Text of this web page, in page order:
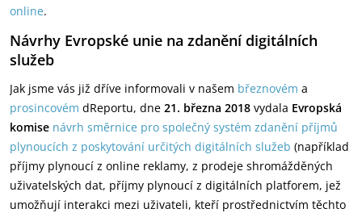
online.
Návrhy Evropské unie na zdanění digitálních
služeb
Jak jsme vás již dříve informovali v našem březnovém a
prosincovém dReportu, dne 21. března 2018 vydala Evropská
komise návrh směrnice pro společný systém zdanění příjmů
plynoucích z poskytování určitých digitálních služeb (například
příjmy plynoucí z online reklamy, z prodeje shromážděných
uživatelských dat, příjmy plynoucí z digitálních platforem, jež
umožňují interakci mezi uživateli, kteří prostřednictvím těchto